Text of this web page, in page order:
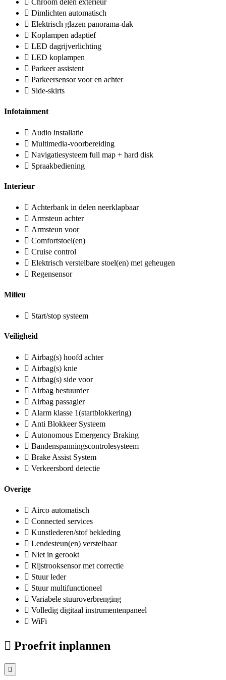
Chroom delen exterieur
Dimlichten automatisch
Elektrisch glazen panorama-dak
Koplampen adaptief
LED dagrijverlichting
LED koplampen
Parkeer assistent
Parkeersensor voor en achter
Side-skirts
Infotainment
Audio installatie
Multimedia-voorbereiding
Navigatiesysteem full map + hard disk
Spraakbediening
Interieur
Achterbank in delen neerklapbaar
Armsteun achter
Armsteun voor
Comfortstoel(en)
Cruise control
Elektrisch verstelbare stoel(en) met geheugen
Regensensor
Milieu
Start/stop systeem
Veiligheid
Airbag(s) hoofd achter
Airbag(s) knie
Airbag(s) side voor
Airbag bestuurder
Airbag passagier
Alarm klasse 1(startblokkering)
Anti Blokkeer Systeem
Autonomous Emergency Braking
Bandenspanningscontrolesysteem
Brake Assist System
Verkeersbord detectie
Overige
Airco automatisch
Connected services
Kunstlederen/stof bekleding
Lendesteun(en) verstelbaar
Niet in gerookt
Rijstrooksensor met correctie
Stuur leder
Stuur multifunctioneel
Variabele stuuroverbrenging
Volledig digitaal instrumentenpaneel
WiFi
Proefrit inplannen